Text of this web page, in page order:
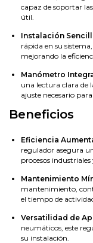
capaz de soportar
útil.
Instalación
rápida en su
mejorando la
Manómetro
una lectura clara de
ajuste necesario
Beneficios
Eficiencia
regulador asegura
procesos
Mantenimiento
mantenimiento,
el tiempo de
Versatilidad de
neumáticos, este
su instalación.